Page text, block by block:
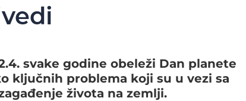
svake godine obeleži Dan planete
ključnih problema koji su u vezi sa
života na zemlji.